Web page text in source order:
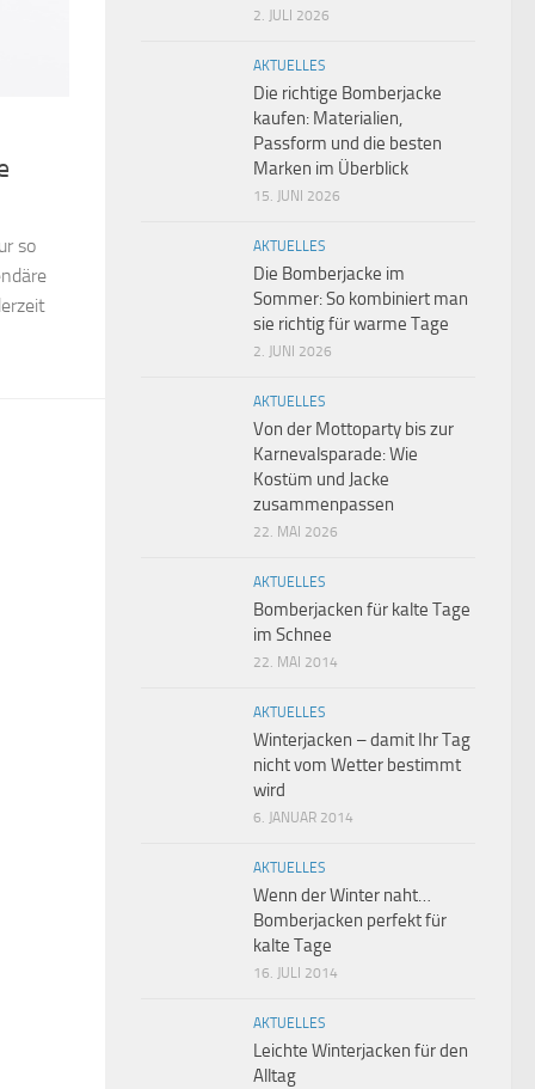
so
2. JULI 2026
AKTUELLES
Die richtige Bomberjacke
kaufen: Materialien,
Passform und die besten
Marken im Überblick
15. JUNI 2026
AKTUELLES
Die Bomberjacke im
Sommer: So kombiniert man
sie richtig für warme Tage
2. JUNI 2026
AKTUELLES
Von der Mottoparty bis zur
Karnevalsparade: Wie
Kostüm und Jacke
zusammenpassen
22. MAI 2026
AKTUELLES
Bomberjacken für kalte Tage
im Schnee
22. MAI 2014
AKTUELLES
Winterjacken – damit Ihr Tag
nicht vom Wetter bestimmt
wird
6. JANUAR 2014
AKTUELLES
Wenn der Winter naht…
Bomberjacken perfekt für
kalte Tage
16. JULI 2014
AKTUELLES
Leichte Winterjacken für den
Alltag